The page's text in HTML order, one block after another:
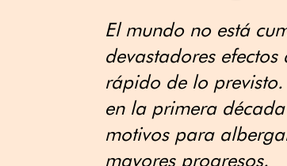
El mundo no está
devastadores
rápido de lo
en la primera
motivos para
mayores progresos.